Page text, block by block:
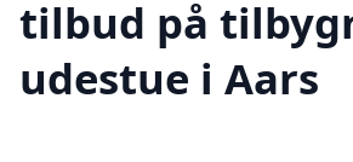
tilbud på
udestue i Aars